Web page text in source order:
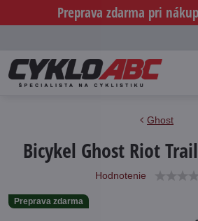
Preprava zdarma pri
Preprava zdarma
Ghost
Bicykel Ghost Riot
Hodnotenie